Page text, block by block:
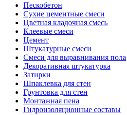
Пескобетон
Сухие цементные смеси
Цветная кладочная смесь
Клеевые смеси
Цемент
Штукатурные смеси
Смеси для выравнивания пола
Декоративная штукатурка
Затирки
Шпаклевка для стен
Грунтовка для стен
Монтажная пена
Гидроизоляционные составы